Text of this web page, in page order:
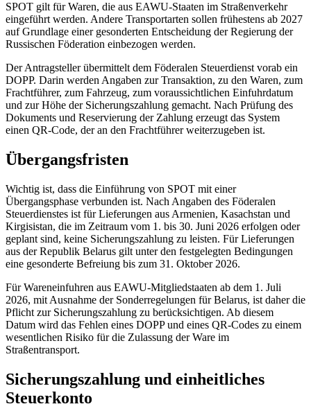
SPOT gilt für Waren, die aus EAWU-Staaten im Straßenverkehr
eingeführt werden. Andere Transportarten sollen frühestens ab 2027
auf Grundlage einer gesonderten Entscheidung der Regierung der
Russischen Föderation einbezogen werden.
Der Antragsteller übermittelt dem Föderalen Steuerdienst vorab ein
DOPP. Darin werden Angaben zur Transaktion, zu den Waren, zum
Frachtführer, zum Fahrzeug, zum voraussichtlichen Einfuhrdatum
und zur Höhe der Sicherungszahlung gemacht. Nach Prüfung des
Dokuments und Reservierung der Zahlung erzeugt das System
einen QR-Code, der an den Frachtführer weiterzugeben ist.
Übergangsfristen
Wichtig ist, dass die Einführung von SPOT mit einer
Übergangsphase verbunden ist. Nach Angaben des Föderalen
Steuerdienstes ist für Lieferungen aus Armenien, Kasachstan und
Kirgisistan, die im Zeitraum vom 1. bis 30. Juni 2026 erfolgen oder
geplant sind, keine Sicherungszahlung zu leisten. Für Lieferungen
aus der Republik Belarus gilt unter den festgelegten Bedingungen
eine gesonderte Befreiung bis zum 31. Oktober 2026.
Für Wareneinfuhren aus EAWU-Mitgliedstaaten ab dem 1. Juli
2026, mit Ausnahme der Sonderregelungen für Belarus, ist daher die
Pflicht zur Sicherungszahlung zu berücksichtigen. Ab diesem
Datum wird das Fehlen eines DOPP und eines QR-Codes zu einem
wesentlichen Risiko für die Zulassung der Ware im
Straßentransport.
Sicherungszahlung und einheitliches
Steuerkonto